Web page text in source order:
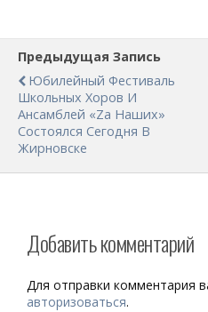
Предыдущая Запись
Юбилейный Фестиваль
Школьных Хоров И
Ансамблей «Zа Наших»
Состоялся Сегодня В
Жирновске
Добавить комментарий
Для отправки комментария
авторизоваться.